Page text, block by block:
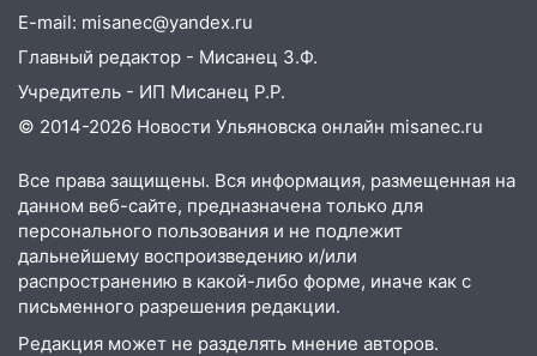
13:00 Водитель без прав врезался в
припаркованный автомобиль
12:37 Переезжал «зебру» на
велосипеде и попал под колеса
Железнодорожном районе горела дача
11:33 В Засвияжье под колёса авто
попал мужчина
11:17 В Радищевском районе сгорели
хозяйственные постройки
E-mail: misanec@yandex.ru
Главный редактор - Мисанец З.Ф.
Учредитель - ИП Мисанец Р.Р.
© 2014-2026 Новости Ульяновска онлайн misanec.ru
Все права защищены. Вся информация, размещенная на
данном веб-сайте, предназначена только для
персонального пользования и не подлежит
дальнейшему воспроизведению и/или
распространению в какой-либо форме, иначе как с
письменного разрешения редакции.
Редакция может не разделять мнение авторов.